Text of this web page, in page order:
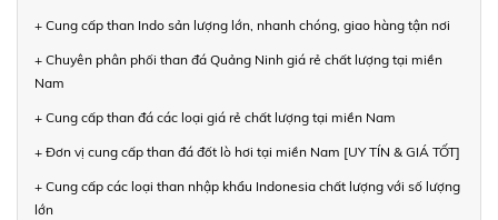
+ Cung cấp than Indo sản lượng lớn, nhanh chóng, giao hàng tận nơi
+ Chuyên phân phối than đá Quảng Ninh giá rẻ chất lượng tại miền
Nam
+ Cung cấp than đá các loại giá rẻ chất lượng tại miền Nam
+ Đơn vị cung cấp than đá đốt lò hơi tại miền Nam [UY TÍN & GIÁ TỐT]
+ Cung cấp các loại than nhập khẩu Indonesia chất lượng với số lượng
lớn